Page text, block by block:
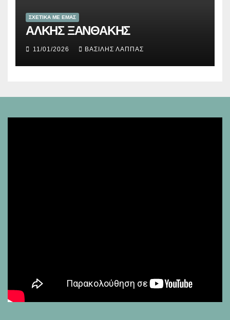
ΣΧΕΤΙΚΑ ΜΕ ΕΜΑΣ
ΑΛΚΗΣ ΞΑΝΘΑΚΗΣ
11/01/2026 ΒΑΣΊΛΗΣ ΛΆΠΠΑΣ